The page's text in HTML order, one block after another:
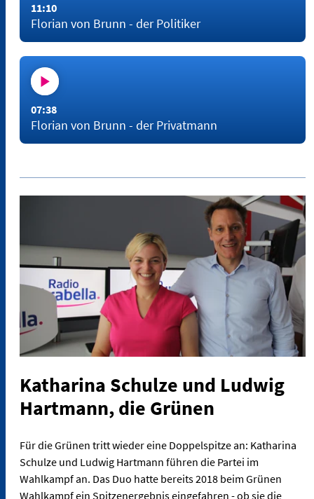
11:10
Florian von Brunn - der Politiker
07:38
Florian von Brunn - der Privatmann
Katharina Schulze und Ludwig
Hartmann, die Grünen
Für die Grünen tritt wieder eine Doppelspitze an: Katharina
Schulze und Ludwig Hartmann führen die Partei im
Wahlkampf an. Das Duo hatte bereits 2018 beim Grünen
Wahlkampf ein Spitzenergebnis eingefahren - ob sie die